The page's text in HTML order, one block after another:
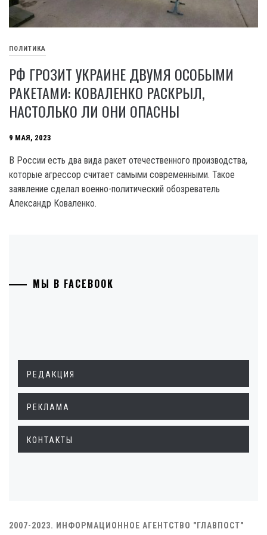
ПОЛИТИКА
РФ ГРОЗИТ УКРАИНЕ ДВУМЯ ОСОБЫМИ
РАКЕТАМИ: КОВАЛЕНКО РАСКРЫЛ,
НАСТОЛЬКО ЛИ ОНИ ОПАСНЫ
9 МАЯ, 2023
В России есть два вида ракет отечественного производства,
которые агрессор считает самыми современными. Такое
заявление сделал военно-политический обозреватель
Александр Коваленко.
МЫ В FACEBOOK
РЕДАКЦИЯ
РЕКЛАМА
КОНТАКТЫ
2007-2023. ИНФОРМАЦИОННОЕ АГЕНТСТВО "ГЛАВПОСТ"